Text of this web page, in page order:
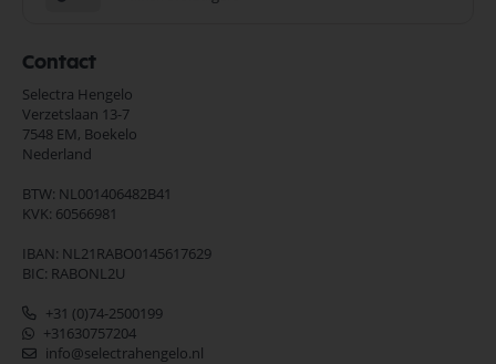
Contact
Selectra Hengelo
Verzetslaan 13-7
7548 EM, Boekelo
Nederland
BTW: NL001406482B41
KVK: 60566981
IBAN: NL21RABO0145617629
BIC: RABONL2U
+31 (0)74-2500199
+31630757204
info@selectrahengelo.nl